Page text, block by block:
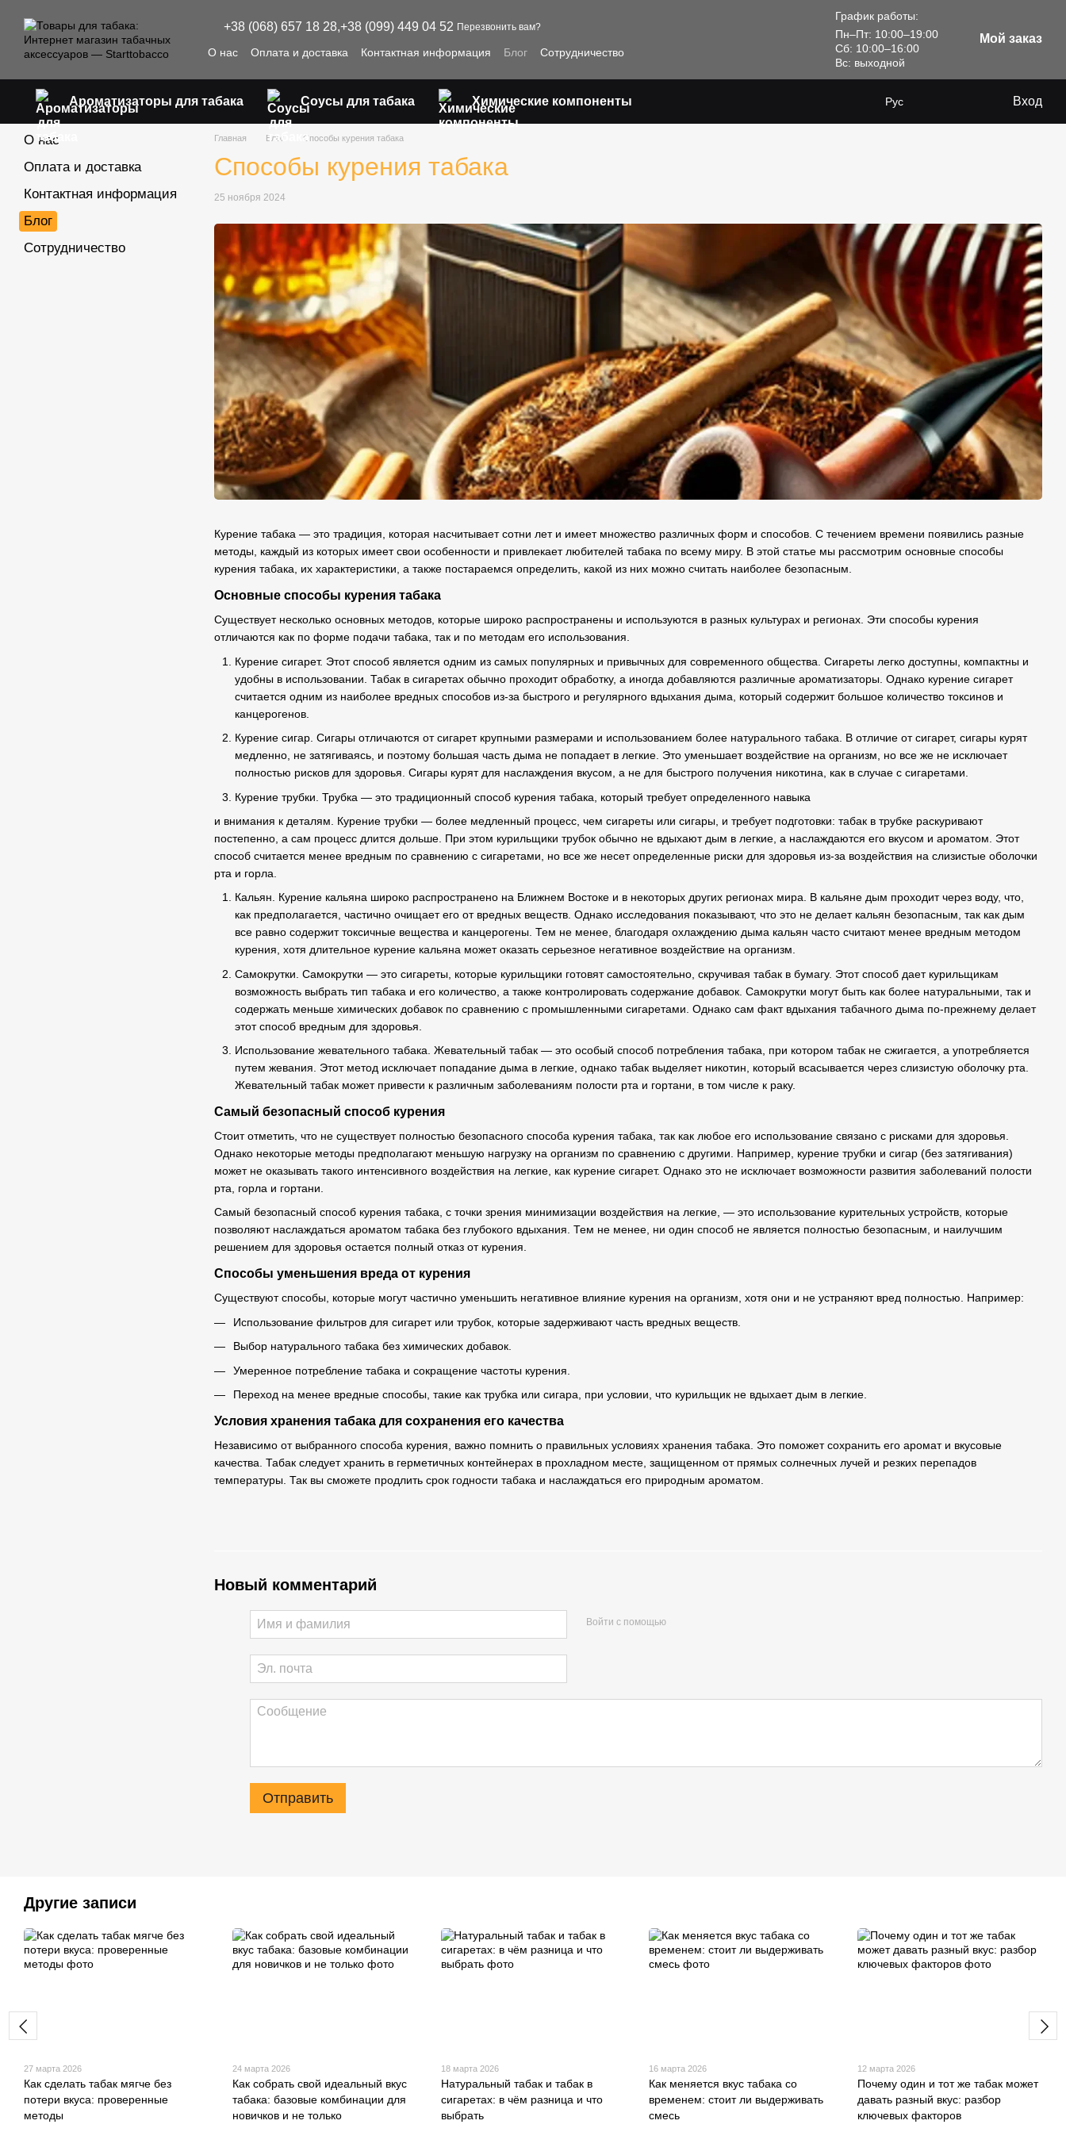
+38 (068) 657 18 28,+38 (099) 449 04 52 Перезвонить вам?
О нас Оплата и доставка Контактная информация Блог Сотрудничество
График работы:
Пн–Пт: 10:00–19:00
Сб: 10:00–16:00
Вс: выходной
Мой заказ
Ароматизаторы для табака Соусы для табака Химические компоненты Рус Вход
Главная Блог Способы курения табака
Способы курения табака
25 ноября 2024
Курение табака — это традиция, которая насчитывает сотни лет и имеет множество различных форм и способов. С течением времени появились разные
методы, каждый из которых имеет свои особенности и привлекает любителей табака по всему миру. В этой статье мы рассмотрим основные способы
курения табака, их характеристики, а также постараемся определить, какой из них можно считать наиболее безопасным.
Основные способы курения табака
Существует несколько основных методов, которые широко распространены и используются в разных культурах и регионах. Эти способы курения
отличаются как по форме подачи табака, так и по методам его использования.
Курение сигарет. Этот способ является одним из самых популярных и привычных для современного общества. Сигареты легко доступны, компактны и
удобны в использовании. Табак в сигаретах обычно проходит обработку, а иногда добавляются различные ароматизаторы. Однако курение сигарет
считается одним из наиболее вредных способов из-за быстрого и регулярного вдыхания дыма, который содержит большое количество токсинов и
канцерогенов.
Курение сигар. Сигары отличаются от сигарет крупными размерами и использованием более натурального табака. В отличие от сигарет, сигары курят
медленно, не затягиваясь, и поэтому большая часть дыма не попадает в легкие. Это уменьшает воздействие на организм, но все же не исключает
полностью рисков для здоровья. Сигары курят для наслаждения вкусом, а не для быстрого получения никотина, как в случае с сигаретами.
Курение трубки. Трубка — это традиционный способ курения табака, который требует определенного навыка
и внимания к деталям. Курение трубки — более медленный процесс, чем сигареты или сигары, и требует подготовки: табак в трубке раскуривают
постепенно, а сам процесс длится дольше. При этом курильщики трубок обычно не вдыхают дым в легкие, а наслаждаются его вкусом и ароматом. Этот
способ считается менее вредным по сравнению с сигаретами, но все же несет определенные риски для здоровья из-за воздействия на слизистые оболочки
рта и горла.
Кальян. Курение кальяна широко распространено на Ближнем Востоке и в некоторых других регионах мира. В кальяне дым проходит через воду, что,
как предполагается, частично очищает его от вредных веществ. Однако исследования показывают, что это не делает кальян безопасным, так как дым
все равно содержит токсичные вещества и канцерогены. Тем не менее, благодаря охлаждению дыма кальян часто считают менее вредным методом
курения, хотя длительное курение кальяна может оказать серьезное негативное воздействие на организм.
Самокрутки. Самокрутки — это сигареты, которые курильщики готовят самостоятельно, скручивая табак в бумагу. Этот способ дает курильщикам
возможность выбрать тип табака и его количество, а также контролировать содержание добавок. Самокрутки могут быть как более натуральными, так и
содержать меньше химических добавок по сравнению с промышленными сигаретами. Однако сам факт вдыхания табачного дыма по-прежнему делает
этот способ вредным для здоровья.
Использование жевательного табака. Жевательный табак — это особый способ потребления табака, при котором табак не сжигается, а употребляется
путем жевания. Этот метод исключает попадание дыма в легкие, однако табак выделяет никотин, который всасывается через слизистую оболочку рта.
Жевательный табак может привести к различным заболеваниям полости рта и гортани, в том числе к раку.
Самый безопасный способ курения
Стоит отметить, что не существует полностью безопасного способа курения табака, так как любое его использование связано с рисками для здоровья.
Однако некоторые методы предполагают меньшую нагрузку на организм по сравнению с другими. Например, курение трубки и сигар (без затягивания)
может не оказывать такого интенсивного воздействия на легкие, как курение сигарет. Однако это не исключает возможности развития заболеваний полости
рта, горла и гортани.
Самый безопасный способ курения табака, с точки зрения минимизации воздействия на легкие, — это использование курительных устройств, которые
позволяют наслаждаться ароматом табака без глубокого вдыхания. Тем не менее, ни один способ не является полностью безопасным, и наилучшим
решением для здоровья остается полный отказ от курения.
Способы уменьшения вреда от курения
Существуют способы, которые могут частично уменьшить негативное влияние курения на организм, хотя они и не устраняют вред полностью. Например:
Использование фильтров для сигарет или трубок, которые задерживают часть вредных веществ.
Выбор натурального табака без химических добавок.
Умеренное потребление табака и сокращение частоты курения.
Переход на менее вредные способы, такие как трубка или сигара, при условии, что курильщик не вдыхает дым в легкие.
Условия хранения табака для сохранения его качества
Независимо от выбранного способа курения, важно помнить о правильных условиях хранения табака. Это поможет сохранить его аромат и вкусовые
качества. Табак следует хранить в герметичных контейнерах в прохладном месте, защищенном от прямых солнечных лучей и резких перепадов
температуры. Так вы сможете продлить срок годности табака и наслаждаться его природным ароматом.
Новый комментарий
Войти с помощью
Отправить
О нас
Оплата и доставка
Контактная информация
Блог
Сотрудничество
Другие записи
27 марта 2026
Как сделать табак мягче без
потери вкуса: проверенные
методы
24 марта 2026
Как собрать свой идеальный вкус
табака: базовые комбинации для
новичков и не только
18 марта 2026
Натуральный табак и табак в
сигаретах: в чём разница и что
выбрать
16 марта 2026
Как меняется вкус табака со
временем: стоит ли выдерживать
смесь
12 марта 2026
Почему один и тот же табак может
давать разный вкус: разбор
ключевых факторов